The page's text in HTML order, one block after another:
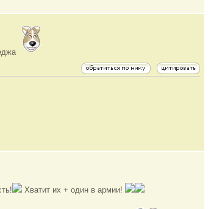
Хватит их + один в армии!